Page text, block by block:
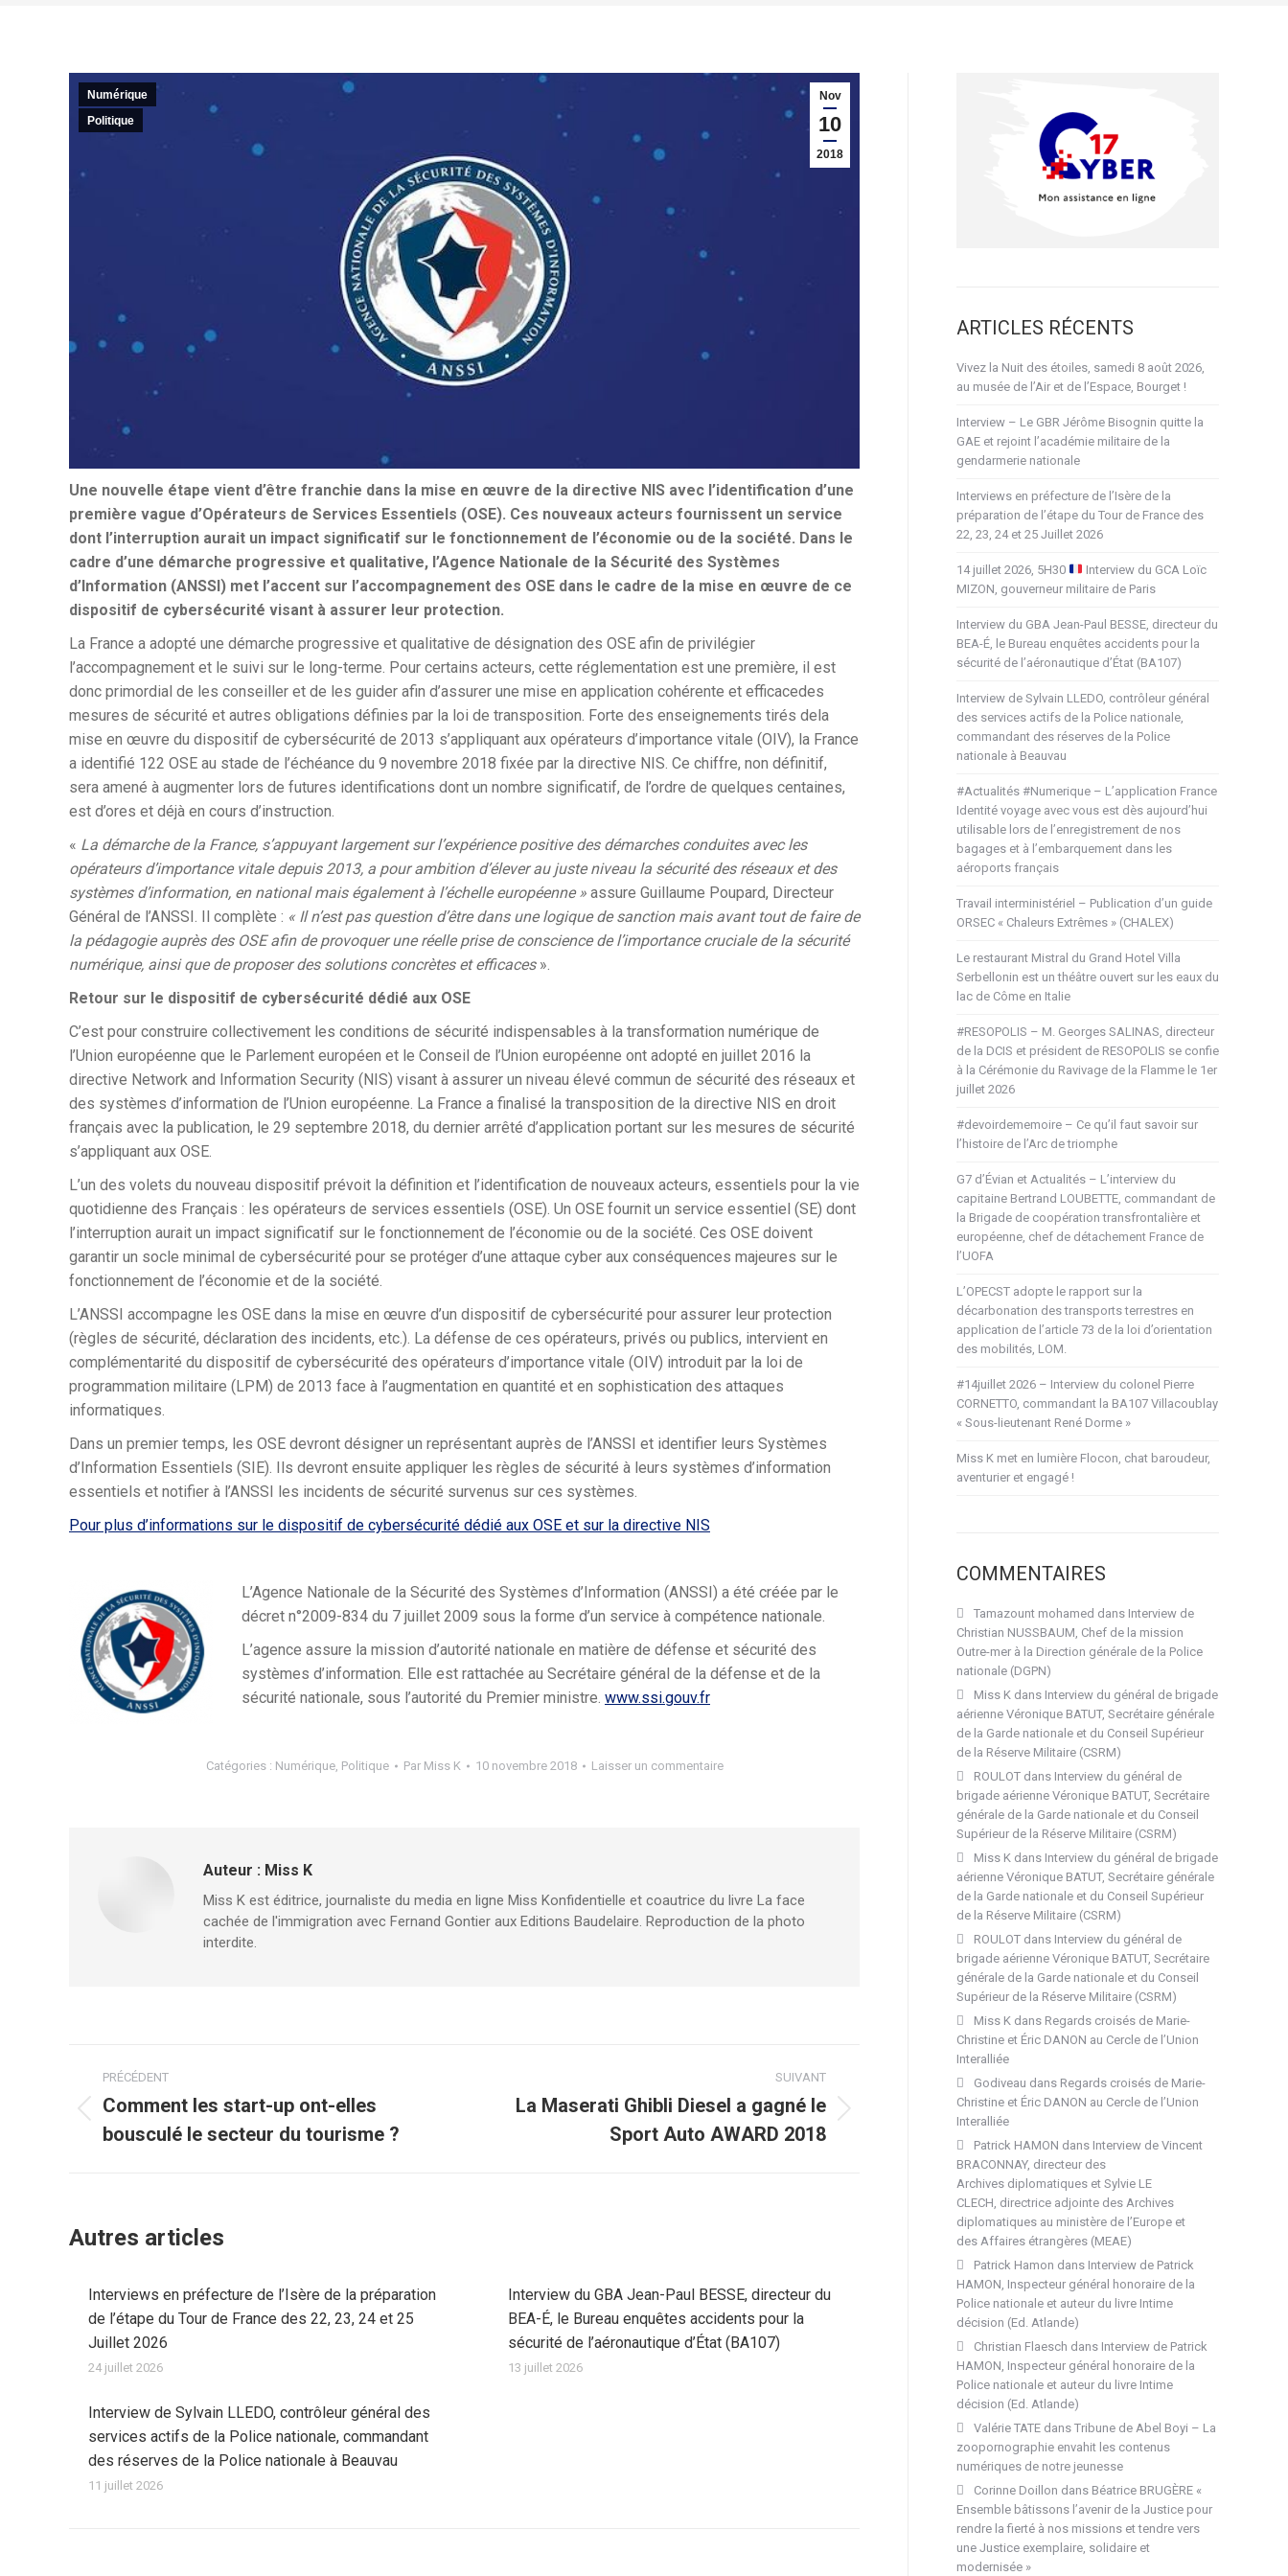
Nov
10
2018
Numérique
Politique
Une nouvelle étape vient d’être franchie dans la mise en œuvre de la directive NIS avec l’identification d’une
première vague d’Opérateurs de Services Essentiels (OSE). Ces nouveaux acteurs fournissent un service
dont l’interruption aurait un impact significatif sur le fonctionnement de l’économie ou de la société. Dans le
cadre d’une démarche progressive et qualitative, l’Agence Nationale de la Sécurité des Systèmes
d’Information (ANSSI) met l’accent sur l’accompagnement des OSE dans le cadre de la mise en œuvre de ce
dispositif de cybersécurité visant à assurer leur protection.
La France a adopté une démarche progressive et qualitative de désignation des OSE afin de privilégier
l’accompagnement et le suivi sur le long-terme. Pour certains acteurs, cette réglementation est une première, il est
donc primordial de les conseiller et de les guider afin d’assurer une mise en application cohérente et efficacedes
mesures de sécurité et autres obligations définies par la loi de transposition. Forte des enseignements tirés dela
mise en œuvre du dispositif de cybersécurité de 2013 s’appliquant aux opérateurs d’importance vitale (OIV), la France
a identifié 122 OSE au stade de l’échéance du 9 novembre 2018 fixée par la directive NIS. Ce chiffre, non définitif,
sera amené à augmenter lors de futures identifications dont un nombre significatif, de l’ordre de quelques centaines,
est d’ores et déjà en cours d’instruction.
« La démarche de la France, s’appuyant largement sur l’expérience positive des démarches conduites avec les
opérateurs d’importance vitale depuis 2013, a pour ambition d’élever au juste niveau la sécurité des réseaux et des
systèmes d’information, en national mais également à l’échelle européenne » assure Guillaume Poupard, Directeur
Général de l’ANSSI. Il complète : « Il n’est pas question d’être dans une logique de sanction mais avant tout de faire de
la pédagogie auprès des OSE afin de provoquer une réelle prise de conscience de l’importance cruciale de la sécurité
numérique, ainsi que de proposer des solutions concrètes et efficaces».
Retour sur le dispositif de cybersécurité dédié aux OSE
C’est pour construire collectivement les conditions de sécurité indispensables à la transformation numérique de
l’Union européenne que le Parlement européen et le Conseil de l’Union européenne ont adopté en juillet 2016 la
directive Network and Information Security (NIS) visant à assurer un niveau élevé commun de sécurité des réseaux et
des systèmes d’information de l’Union européenne. La France a finalisé la transposition de la directive NIS en droit
français avec la publication, le 29 septembre 2018, du dernier arrêté d’application portant sur les mesures de sécurité
s’appliquant aux OSE.
L’un des volets du nouveau dispositif prévoit la définition et l’identification de nouveaux acteurs, essentiels pour la vie
quotidienne des Français : les opérateurs de services essentiels (OSE). Un OSE fournit un service essentiel (SE) dont
l’interruption aurait un impact significatif sur le fonctionnement de l’économie ou de la société. Ces OSE doivent
garantir un socle minimal de cybersécurité pour se protéger d’une attaque cyber aux conséquences majeures sur le
fonctionnement de l’économie et de la société.
L’ANSSI accompagne les OSE dans la mise en œuvre d’un dispositif de cybersécurité pour assurer leur protection
(règles de sécurité, déclaration des incidents, etc.). La défense de ces opérateurs, privés ou publics, intervient en
complémentarité du dispositif de cybersécurité des opérateurs d’importance vitale (OIV) introduit par la loi de
programmation militaire (LPM) de 2013 face à l’augmentation en quantité et en sophistication des attaques
informatiques.
Dans un premier temps, les OSE devront désigner un représentant auprès de l’ANSSI et identifier leurs Systèmes
d’Information Essentiels (SIE). Ils devront ensuite appliquer les règles de sécurité à leurs systèmes d’information
essentiels et notifier à l’ANSSI les incidents de sécurité survenus sur ces systèmes.
Pour plus d’informations sur le dispositif de cybersécurité dédié aux OSE et sur la directive NIS
L’Agence Nationale de la Sécurité des Systèmes d’Information (ANSSI) a été créée par le
décret n°2009-834 du 7 juillet 2009 sous la forme d’un service à compétence nationale.
L’agence assure la mission d’autorité nationale en matière de défense et sécurité des
systèmes d’information. Elle est rattachée au Secrétaire général de la défense et de la
sécurité nationale, sous l’autorité du Premier ministre. www.ssi.gouv.fr
Catégories : Numérique, Politique Par Miss K 10 novembre 2018 Laisser un commentaire
Auteur : Miss K
Miss K est éditrice, journaliste du media en ligne Miss Konfidentielle et coautrice du livre La face
cachée de l'immigration avec Fernand Gontier aux Editions Baudelaire. Reproduction de la photo
interdite.
Navigation
article
PRÉCÉDENT
précédent
Comment les start-up ont-elles
bousculé le secteur du tourisme ?
SUIVANT
La Maserati Ghibli Diesel a gagné le
Sport Auto AWARD 2018
Autres articles
Interviews en préfecture de l’Isère de la préparation
de l’étape du Tour de France des 22, 23, 24 et 25
Juillet 2026
24 juillet 2026
Interview du GBA Jean-Paul BESSE, directeur du
BEA-É, le Bureau enquêtes accidents pour la
sécurité de l’aéronautique d’État (BA107)
13 juillet 2026
Interview de Sylvain LLEDO, contrôleur général des
services actifs de la Police nationale, commandant
des réserves de la Police nationale à Beauvau
11 juillet 2026
ARTICLES RÉCENTS
Vivez la Nuit des étoiles, samedi 8 août 2026,
au musée de l’Air et de l’Espace, Bourget !
Interview – Le GBR Jérôme Bisognin quitte la
GAE et rejoint l’académie militaire de la
gendarmerie nationale
Interviews en préfecture de l’Isère de la
préparation de l’étape du Tour de France des
22, 23, 24 et 25 Juillet 2026
14 juillet 2026, 5H30
Interview du GCA Loïc
MIZON, gouverneur militaire de Paris
Interview du GBA Jean-Paul BESSE, directeur du
BEA-É, le Bureau enquêtes accidents pour la
sécurité de l’aéronautique d’État (BA107)
Interview de Sylvain LLEDO, contrôleur général
des services actifs de la Police nationale,
commandant des réserves de la Police
nationale à Beauvau
#Actualités #Numerique – L’application France
Identité voyage avec vous est dès aujourd’hui
utilisable lors de l’enregistrement de nos
bagages et à l’embarquement dans les
aéroports français
Travail interministériel – Publication d’un guide
ORSEC « Chaleurs Extrêmes » (CHALEX)
Le restaurant Mistral du Grand Hotel Villa
Serbellonin est un théâtre ouvert sur les eaux du
lac de Côme en Italie
#RESOPOLIS – M. Georges SALINAS, directeur
de la DCIS et président de RESOPOLIS se confie
à la Cérémonie du Ravivage de la Flamme le 1er
juillet 2026
#devoirdememoire – Ce qu’il faut savoir sur
l’histoire de l’Arc de triomphe
G7 d’Évian et Actualités – L’interview du
capitaine Bertrand LOUBETTE, commandant de
la Brigade de coopération transfrontalière et
européenne, chef de détachement France de
l’UOFA
L’OPECST adopte le rapport sur la
décarbonation des transports terrestres en
application de l’article 73 de la loi d’orientation
des mobilités, LOM.
#14juillet 2026 – Interview du colonel Pierre
CORNETTO, commandant la BA107 Villacoublay
« Sous-lieutenant René Dorme »
Miss K met en lumière Flocon, chat baroudeur,
aventurier et engagé !
COMMENTAIRES
Tamazount mohamed dans Interview de
Christian NUSSBAUM, Chef de la mission
Outre-mer à la Direction générale de la Police
nationale (DGPN)
Miss K dans Interview du général de brigade
aérienne Véronique BATUT, Secrétaire générale
de la Garde nationale et du Conseil Supérieur
de la Réserve Militaire (CSRM)
ROULOT dans Interview du général de
brigade aérienne Véronique BATUT, Secrétaire
générale de la Garde nationale et du Conseil
Supérieur de la Réserve Militaire (CSRM)
Miss K dans Interview du général de brigade
aérienne Véronique BATUT, Secrétaire générale
de la Garde nationale et du Conseil Supérieur
de la Réserve Militaire (CSRM)
ROULOT dans Interview du général de
brigade aérienne Véronique BATUT, Secrétaire
générale de la Garde nationale et du Conseil
Supérieur de la Réserve Militaire (CSRM)
Miss K dans Regards croisés de Marie-
Christine et Éric DANON au Cercle de l’Union
Interalliée
Godiveau dans Regards croisés de Marie-
Christine et Éric DANON au Cercle de l’Union
Interalliée
Patrick HAMON dans Interview de Vincent
BRACONNAY, directeur des
Archives diplomatiques et Sylvie LE
CLECH, directrice adjointe des Archives
diplomatiques au ministère de l’Europe et
des Affaires étrangères (MEAE)
Patrick Hamon dans Interview de Patrick
HAMON, Inspecteur général honoraire de la
Police nationale et auteur du livre Intime
décision (Ed. Atlande)
Christian Flaesch dans Interview de Patrick
HAMON, Inspecteur général honoraire de la
Police nationale et auteur du livre Intime
décision (Ed. Atlande)
Valérie TATE dans Tribune de Abel Boyi – La
zoopornographie envahit les contenus
numériques de notre jeunesse
Corinne Doillon dans Béatrice BRUGÈRE «
Ensemble bâtissons l’avenir de la Justice pour
rendre la fierté à nos missions et tendre vers
une Justice exemplaire, solidaire et
modernisée »